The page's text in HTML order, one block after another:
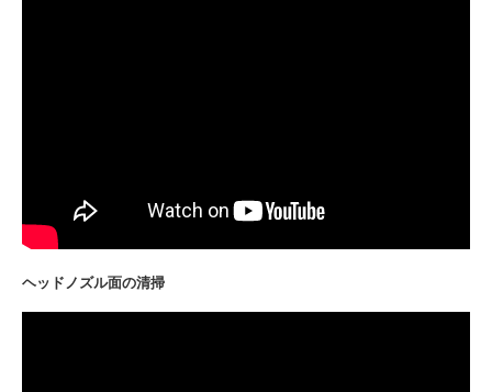
ヘッドノズル面の清掃